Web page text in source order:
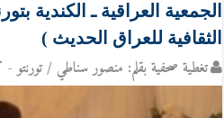
الجمعية العراقية ـ الكندية
الثقافية للعراق الحديث )
تغطية صحفية بقلم: منصور سناطي / تورنتو -